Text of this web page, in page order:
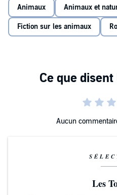
Animaux Animaux et
Fiction sur les animaux
Aucun
Les